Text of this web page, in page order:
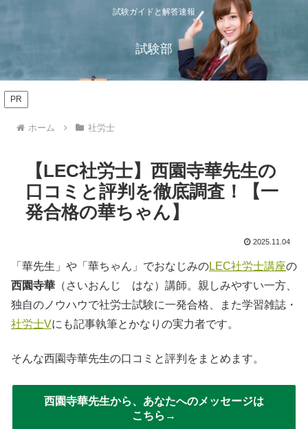
試験ガイドと解答速報
試験部
PR
ホーム 社労士
【LEC社労士】西園寺華先生の
口コミと評判を徹底調査！【一
発合格の華ちゃん】
2025.11.04
「華先生」や「華ちゃん」でおなじみのLEC社労士講座の
西園寺華 （さいおんじ はな）講師。親しみやすい一方、
独自のノウハウで社労士試験に一発合格、また学習雑誌・
社労士Vにも記事執筆とかなりの実力者です。
そんな西園寺華先生の口コミと評判をまとめます。
西園寺華先生から、あなたへのメッセージは
こちら→